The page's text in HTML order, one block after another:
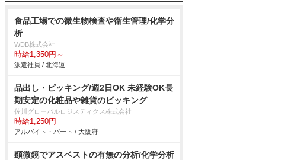
食品工場での微生物検査や衛生管理/化学分
析
WDB株式会社
時給1,350円～
派遣社員 / 北海道
品出し・ピッキング/週2日OK 未経験OK長
期安定の化粧品や雑貨のピッキング
佐川グローバルロジスティクス株式会社
時給1,250円
アルバイト・パート / 大阪府
顕微鏡でアスベストの有無の分析/化学分析